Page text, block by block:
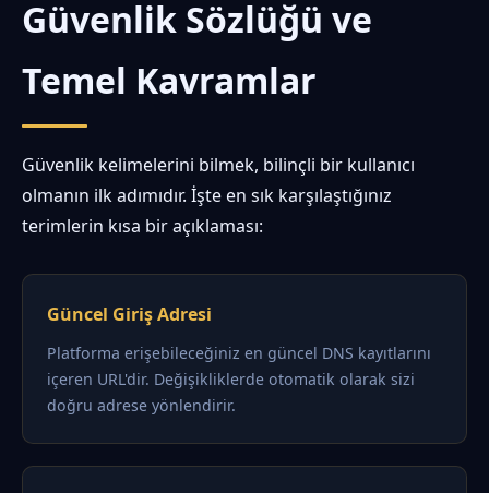
Güvenlik Sözlüğü ve
Temel Kavramlar
Güvenlik kelimelerini bilmek, bilinçli bir kullanıcı
olmanın ilk adımıdır. İşte en sık karşılaştığınız
terimlerin kısa bir açıklaması:
Güncel Giriş Adresi
Platforma erişebileceğiniz en güncel DNS kayıtlarını
içeren URL'dir. Değişikliklerde otomatik olarak sizi
doğru adrese yönlendirir.